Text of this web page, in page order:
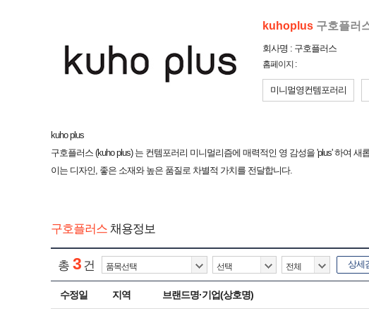
kuhoplus 구호플러
회사명 : 구호플러스
홈페이지 :
미니멀영컨템포러리
kuho plus
구호플러스 (kuho plus) 는 컨템포러리 미니멀리즘에 매력적인 영 감성을 'plus' 하여
이는 디자인, 좋은 소재와 높은 품질로 차별적 가치를 전달합니다.
구호플러스 채용정보
총 3 건 상세
수정일 지역 브랜드명·기업(상호명)